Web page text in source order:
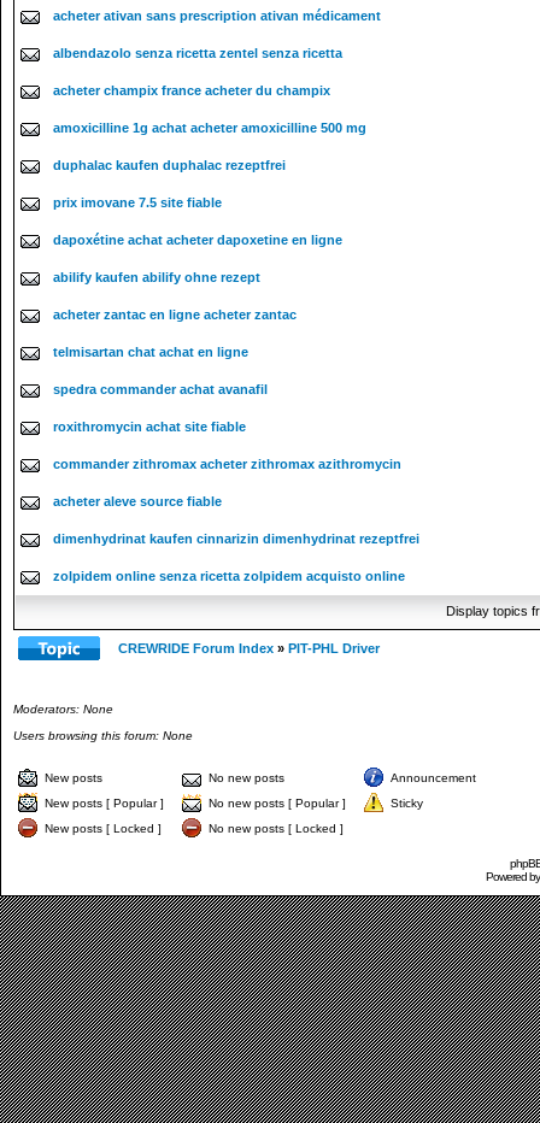
acheter ativan sans prescription ativan médicament
albendazolo senza ricetta zentel senza ricetta
acheter champix france acheter du champix
amoxicilline 1g achat acheter amoxicilline 500 mg
duphalac kaufen duphalac rezeptfrei
prix imovane 7.5 site fiable
dapoxétine achat acheter dapoxetine en ligne
abilify kaufen abilify ohne rezept
acheter zantac en ligne acheter zantac
telmisartan chat achat en ligne
spedra commander achat avanafil
roxithromycin achat site fiable
commander zithromax acheter zithromax azithromycin
acheter aleve source fiable
dimenhydrinat kaufen cinnarizin dimenhydrinat rezeptfrei
zolpidem online senza ricetta zolpidem acquisto online
Display topics
CREWRIDE Forum Index » PIT-PHL Driver
Moderators: None
Users browsing this forum: None
New posts No new posts
Announcement
New posts [ Popular ]
No new posts [ Popular ]
Sticky
New posts [ Locked ]
No new posts [ Locked ]
Powered